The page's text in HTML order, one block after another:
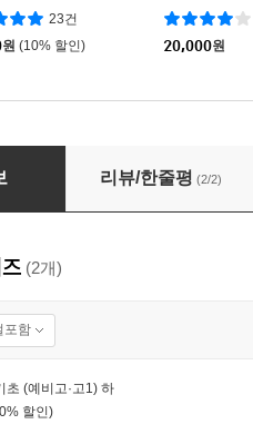
23건
원 (10% 할인) 20,000원
(예비고·고1) 하
리뷰/한줄평 (2/2)
(2개)
포함
초 (예비고·고1) 하
할인)